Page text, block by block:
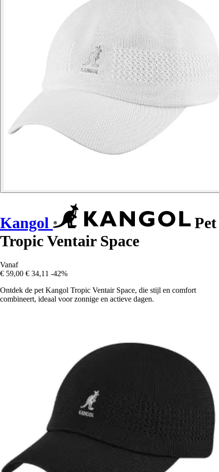
Kangol
Pet
Tropic Ventair Space
Vanaf
€ 59,00 € 34,11 -42%
Ontdek de pet Kangol Tropic Ventair Space, die stijl en comfort
combineert, ideaal voor zonnige en actieve dagen.